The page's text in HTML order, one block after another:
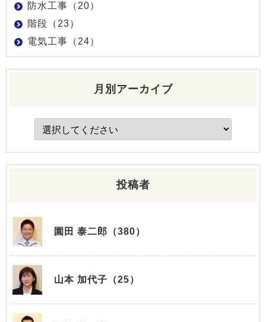
防水工事（20）
階段（23）
電気工事（24）
月別アーカイブ
投稿者
園田 泰二郎（380）
山本 加代子（25）